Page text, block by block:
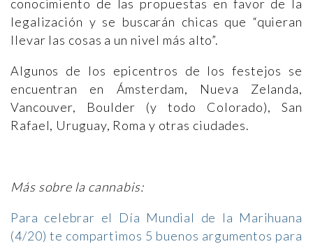
conocimiento de las propuestas en favor de la
legalización y se buscarán chicas que “quieran
llevar las cosas a un nivel más alto”.
Algunos de los epicentros de los festejos se
encuentran en Ámsterdam, Nueva Zelanda,
Vancouver, Boulder (y todo Colorado), San
Rafael, Uruguay, Roma y otras ciudades.
Más sobre la cannabis:
Para celebrar el Día Mundial de la Marihuana
(4/20) te compartimos 5 buenos argumentos para